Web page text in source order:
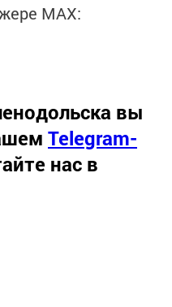
MАХ:
вы
Telegram-
нас в